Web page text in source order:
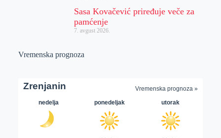
Sasa Kovačević priređuje veče za
pamćenje
7. avgust 2026.
Vremenska prognoza